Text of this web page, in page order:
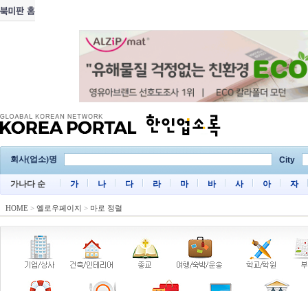
회사(업소)명 City
가나다 순 가 나 다 라 마 바 사 아 자
HOME > 옐로우페이지 > 마로 정렬